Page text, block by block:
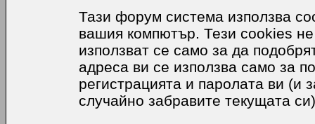
Тази форум система използва
вашия компютър. Тези cookies
използват се само за да
адреса ви се използва само за
регистрацията и паролата ви (и
случайно забравите текущата